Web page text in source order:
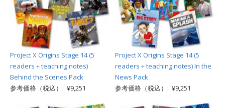
Project X Origins Stage 14 (5
readers + teaching notes)
Behind the Scenes Pack
参考価格（税込）: ¥9,251
Project X Origins Stage 14 (5
readers + teaching notes) In the
News Pack
参考価格（税込）: ¥9,251